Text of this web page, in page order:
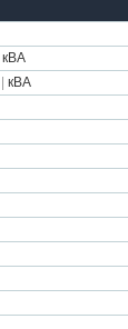
кВА
кВА